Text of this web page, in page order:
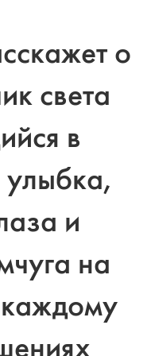
о
света
в
улыбка,
и
на